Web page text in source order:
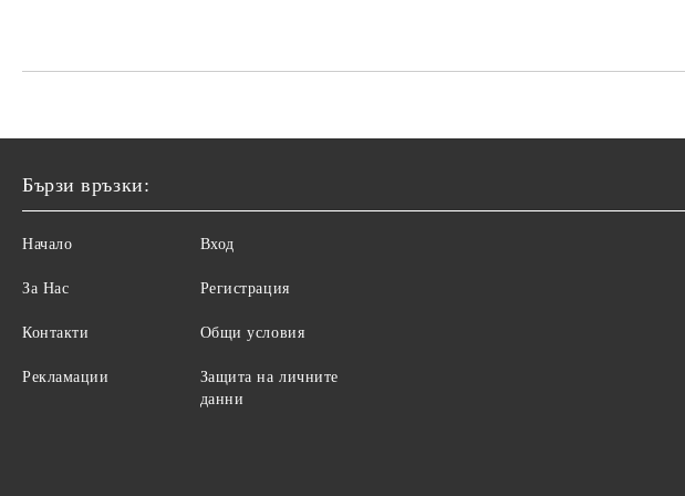
Бързи връзки:
Начало
За Нас
Контакти
Рекламации
Вход
Регистрация
Общи условия
Защита на личните
данни